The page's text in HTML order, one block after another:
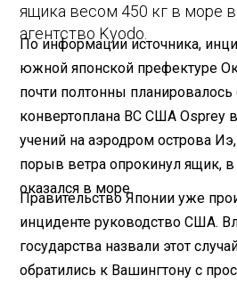
ящика весом 450 кг в море
агентство Kyodo.
По информации источника,
южной японской префектуре
почти полтонны планировалось
конвертоплана ВС США Osprey
учений на аэродром острова
порыв ветра опрокинул ящик, в
оказался в море.
Правительство Японии уже
инциденте руководство США.
государства назвали этот
обратились к Вашингтону с